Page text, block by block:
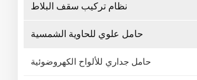
نظام تركيب سقف البلاط
حامل علوي للحاوية الشمسية
حامل جداري للألواح الكهروضوئية